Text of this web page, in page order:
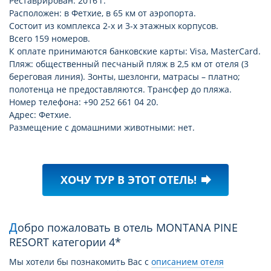
Расположен: в Фетхие, в 65 км от аэропорта.
Состоит из комплекса 2-х и 3-х этажных корпусов.
Всего 159 номеров.
К оплате принимаются банковские карты: Visa, MasterCard.
Пляж: общественный песчаный пляж в 2,5 км от отеля (3
береговая линия). Зонты, шезлонги, матрасы – платно;
полотенца не предоставляются. Трансфер до пляжа.
Номер телефона: +90 252 661 04 20.
Адрес: Фетхие.
Размещение с домашними животными: нет.
ХОЧУ ТУР В ЭТОТ ОТЕЛЬ! forward
Добро пожаловать в отель MONTANA PINE
RESORT категории 4*
Мы хотели бы познакомить Вас с описанием отеля